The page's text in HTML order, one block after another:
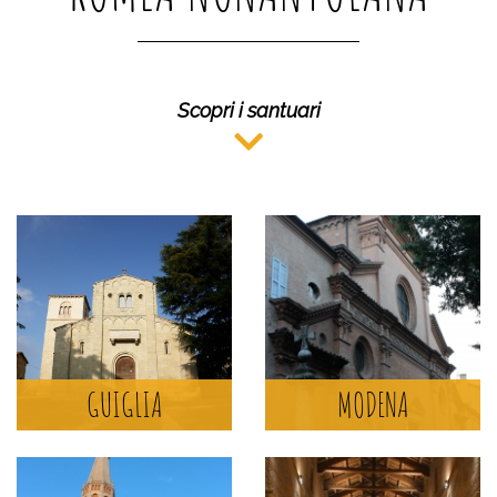
Scopri i santuari
GUIGLIA MODENA
ABBAZIA DEI PADRI
BENEDETTINI DI SAN
PIETRO
MODENA
SCOPRI DI PIÙ >
ABBAZIA DI SAN